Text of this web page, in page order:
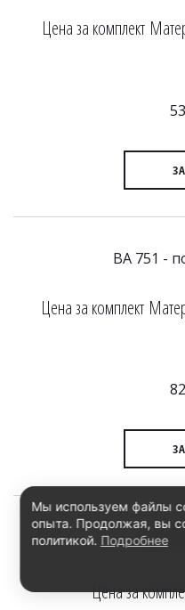
Цена за комплект
BA 751 -
Цена за комплект
BR
Цена за
Мы используем файлы
опыта. Продолжая, вы
политикой. Подробнее